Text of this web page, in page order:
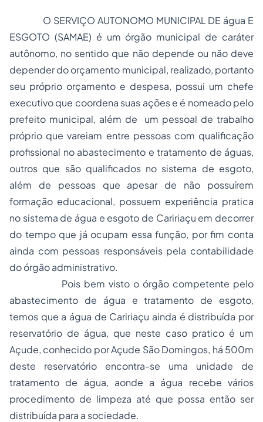
O SERVIÇO AUTONOMO MUNICIPAL DE água E
ESGOTO (SAMAE) é um órgão municipal de caráter
autônomo, no sentido que não depende ou não deve
depender do orçamento municipal, realizado, portanto
seu próprio orçamento e despesa, possui um chefe
executivo que coordena suas ações e é nomeado pelo
prefeito municipal, além de um pessoal de trabalho
próprio que vareiam entre pessoas com qualificação
profissional no abastecimento e tratamento de águas,
outros que são qualificados no sistema de esgoto,
além de pessoas que apesar de não possuírem
formação educacional, possuem experiência pratica
no sistema de água e esgoto de Caririaçu em decorrer
do tempo que já ocupam essa função, por fim conta
ainda com pessoas responsáveis pela contabilidade
do órgão administrativo.
Pois bem visto o órgão competente pelo
abastecimento de água e tratamento de esgoto,
temos que a água de Caririaçu ainda é distribuída por
reservatório de água, que neste caso pratico é um
Açude, conhecido por Açude São Domingos, há 500m
deste reservatório encontra-se uma unidade de
tratamento de água, aonde a água recebe vários
procedimento de limpeza até que possa então ser
distribuída para a sociedade.